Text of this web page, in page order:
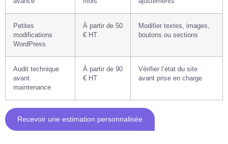
Petites
modifications
WordPress
À partir de 50
€ HT
Modifier textes, images,
boutons ou sections
Audit technique
avant
maintenance
À partir de 90
€ HT
Vérifier l’état du site
avant prise en charge
Recevoir une estimation personnalisée